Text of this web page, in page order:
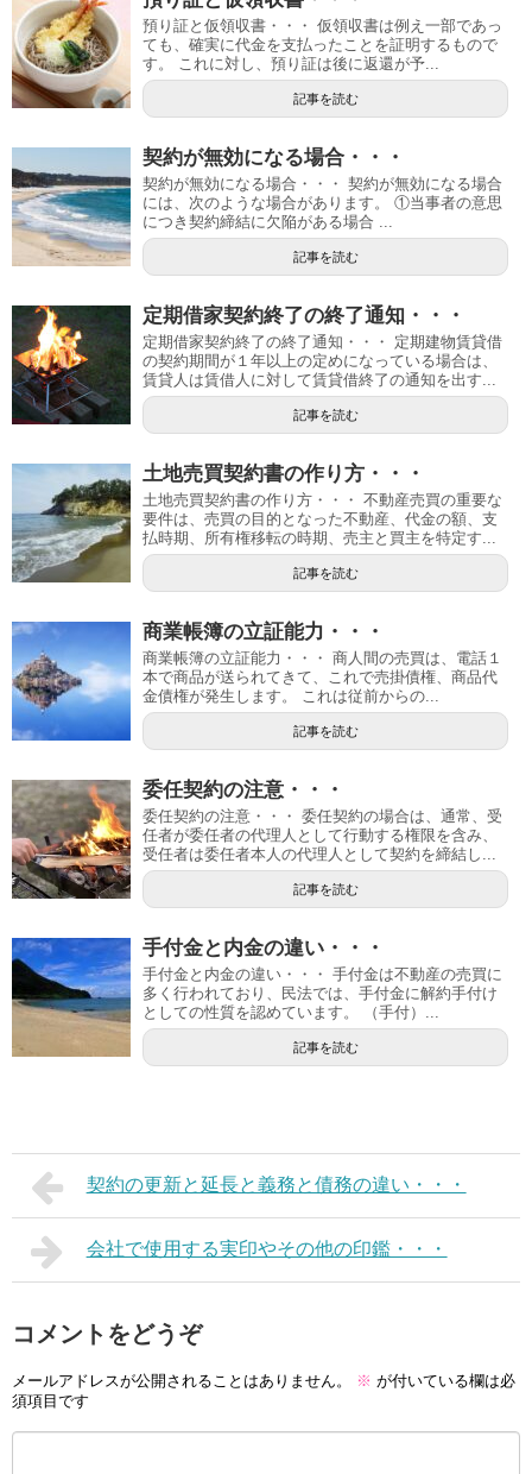
預り証と仮領収書・・・ 仮領収書は例え一部であっ
ても、確実に代金を支払ったことを証明するもので
す。 これに対し、預り証は後に返還が予...
記事を読む
契約が無効になる場合・・・
契約が無効になる場合・・・ 契約が無効になる場合
には、次のような場合があります。 ①当事者の意思
につき契約締結に欠陥がある場合 ...
記事を読む
定期借家契約終了の終了通知・・・
定期借家契約終了の終了通知・・・ 定期建物賃貸借
の契約期間が１年以上の定めになっている場合は、
賃貸人は賃借人に対して賃貸借終了の通知を出す...
記事を読む
土地売買契約書の作り方・・・
土地売買契約書の作り方・・・ 不動産売買の重要な
要件は、売買の目的となった不動産、代金の額、支
払時期、所有権移転の時期、売主と買主を特定す...
記事を読む
商業帳簿の立証能力・・・
商業帳簿の立証能力・・・ 商人間の売買は、電話１
本で商品が送られてきて、これで売掛債権、商品代
金債権が発生します。 これは従前からの...
記事を読む
委任契約の注意・・・
委任契約の注意・・・ 委任契約の場合は、通常、受
任者が委任者の代理人として行動する権限を含み、
受任者は委任者本人の代理人として契約を締結し...
記事を読む
手付金と内金の違い・・・
手付金と内金の違い・・・ 手付金は不動産の売買に
多く行われており、民法では、手付金に解約手付け
としての性質を認めています。 （手付）...
記事を読む
契約の更新と延長と義務と債務の違い・・・
会社で使用する実印やその他の印鑑・・・
コメントをどうぞ
メールアドレスが公開されることはありません。 ※ が付いている欄は必
須項目です